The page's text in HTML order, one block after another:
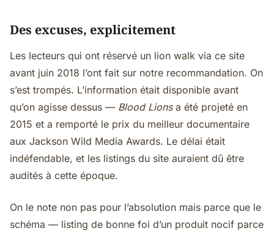
Des excuses, explicitement
Les lecteurs qui ont réservé un lion walk via ce site
avant juin 2018 l’ont fait sur notre recommandation. On
s’est trompés. L’information était disponible avant
qu’on agisse dessus — Blood Lionsa été projeté en
2015 et a remporté le prix du meilleur documentaire
aux Jackson Wild Media Awards. Le délai était
indéfendable, et les listings du site auraient dû être
audités à cette époque.
On le note non pas pour l’absolution mais parce que le
schéma — listing de bonne foi d’un produit nocif parce